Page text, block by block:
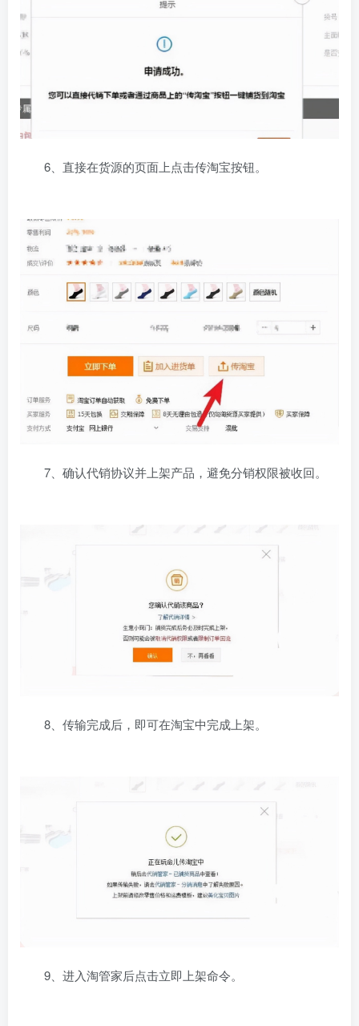
6、直接在货源的页面上点击传淘宝按钮。
7、确认代销协议并上架产品，避免分销权限被收回。
8、传输完成后，即可在淘宝中完成上架。
9、进入淘管家后点击立即上架命令。